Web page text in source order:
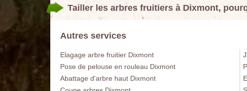
Tailler les arbres fruitiers à Dixmont,
Autres services
Elagage arbre fruitier Dixmont
Pose de pelouse en rouleau Dixmont
Abattage d'arbre haut Dixmont